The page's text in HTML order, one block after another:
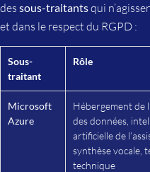
des sous-traitantsqui
et dans le respect du RGPD :
Sous-
traitant
Rôle
Microsoft
Azure
Hébergement de
des données,
artificielle de
synthèse vocale,
technique